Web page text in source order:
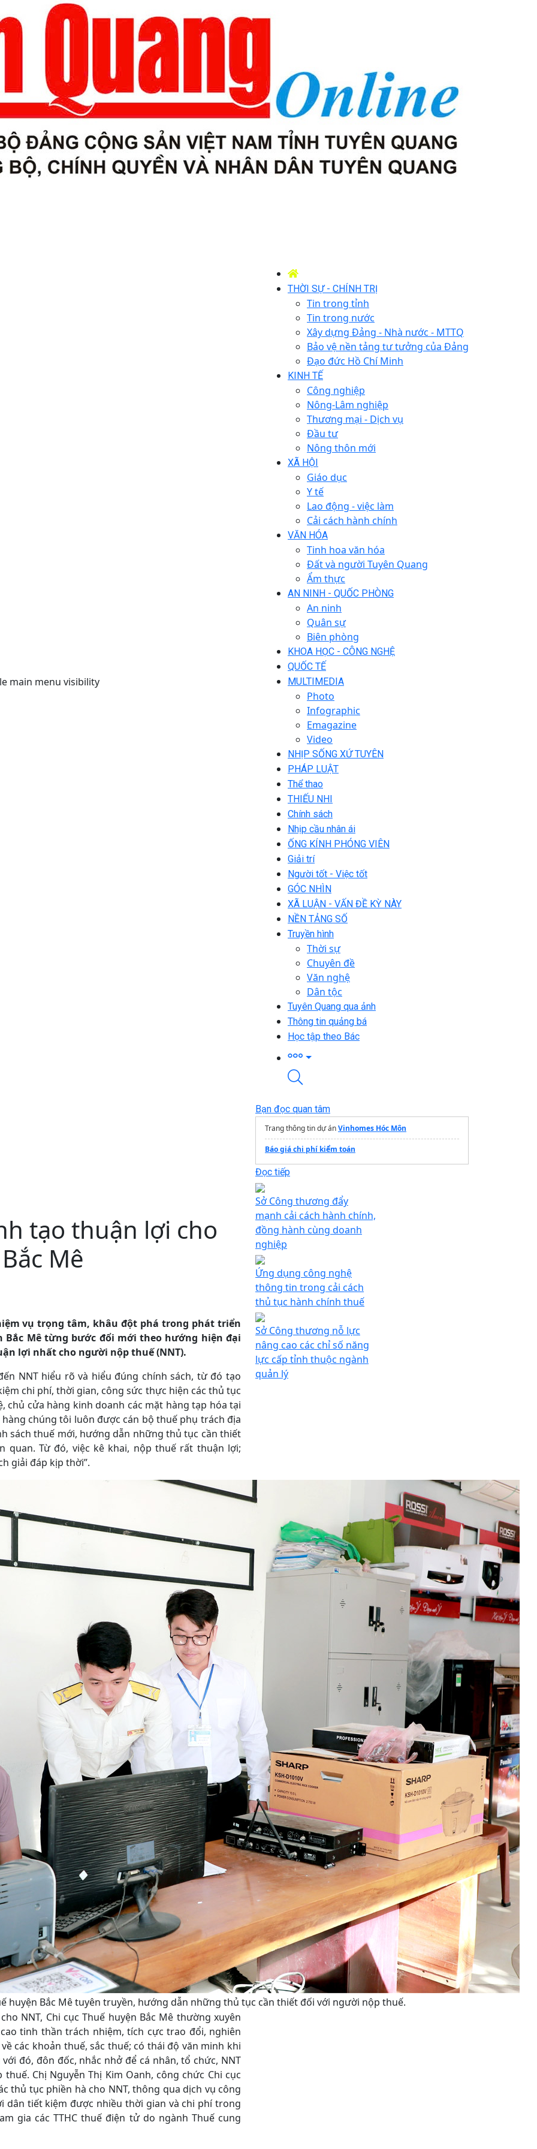
main menu visibility
THỜI SỰ - CHÍNH TRỊ
Tin trong tỉnh
Tin trong nước
Xây dựng Đảng - Nhà nước - MTTQ
Bảo vệ nền tảng tư tưởng của Đảng
Đạo đức Hồ Chí Minh
KINH TẾ
Công nghiệp
Nông-Lâm nghiệp
Thương mại - Dịch vụ
Đầu tư
Nông thôn mới
XÃ HỘI
Giáo dục
Y tế
Lao động - việc làm
Cải cách hành chính
VĂN HÓA
Tinh hoa văn hóa
Đất và người Tuyên Quang
Ẩm thực
AN NINH - QUỐC PHÒNG
An ninh
Quân sự
Biên phòng
KHOA HỌC - CÔNG NGHỆ
QUỐC TẾ
MULTIMEDIA
Photo
Infographic
Emagazine
Video
NHỊP SỐNG XỨ TUYÊN
PHÁP LUẬT
Thể thao
THIẾU NHI
Chính sách
Nhịp cầu nhân ái
ỐNG KÍNH PHÓNG VIÊN
Giải trí
Người tốt - Việc tốt
GÓC NHÌN
XÃ LUẬN - VẤN ĐỀ KỲ NÀY
NỀN TẢNG SỐ
Truyền hình
Thời sự
Chuyên đề
Văn nghệ
Dân tộc
Tuyên Quang qua ảnh
Thông tin quảng bá
Học tập theo Bác
tạo thuận lợi cho
Mê
vụ trọng tâm, khâu đột phá trong phát triển
Bắc Mê từng bước đổi mới theo hướng hiện đại
lợi nhất cho người nộp thuế (NNT).
NNT hiểu rõ và hiểu đúng chính sách, từ đó tạo
chi phí, thời gian, công sức thực hiện các thủ tục
chủ cửa hàng kinh doanh các mặt hàng tạp hóa tại
hàng chúng tôi luôn được cán bộ thuế phụ trách địa
sách thuế mới, hướng dẫn những thủ tục cần thiết
quan. Từ đó, việc kê khai, nộp thuế rất thuận lợi;
giải đáp kịp thời”.
huyện Bắc Mê tuyên truyền, hướng dẫn những thủ tục cần thiết đối với người nộp thuế.
NNT, Chi cục Thuế huyện Bắc Mê thường xuyên
tinh thần trách nhiệm, tích cực trao đổi, nghiên
các khoản thuế, sắc thuế; có thái độ văn minh khi
đó, đôn đốc, nhắc nhở để cá nhân, tổ chức, NNT
Chị Nguyễn Thị Kim Oanh, công chức Chi cục
thủ tục phiền hà cho NNT, thông qua dịch vụ công
tiết kiệm được nhiều thời gian và chi phí trong
gia các TTHC thuế điện tử do ngành Thuế cung
Bạn đọc quan tâm
Trang thông tin dự ánVinhomes Hóc Môn
Báo giá chi phí kiểm toán
Đọc tiếp
Sở Công thương đẩy
mạnh cải cách hành chính,
đồng hành cùng doanh
nghiệp
Ứng dụng công nghệ
thông tin trong cải cách
thủ tục hành chính thuế
Sở Công thương nỗ lực
nâng cao các chỉ số năng
lực cấp tỉnh thuộc ngành
quản lý